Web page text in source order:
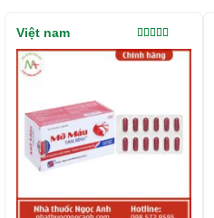
Được xếp
hạng5.00
Việt nam